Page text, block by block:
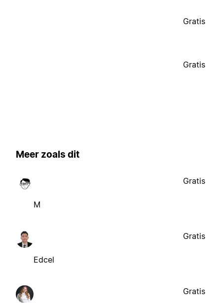
Gratis
Gratis
Meer zoals dit
M
Gratis
Edcel
Gratis
Gratis